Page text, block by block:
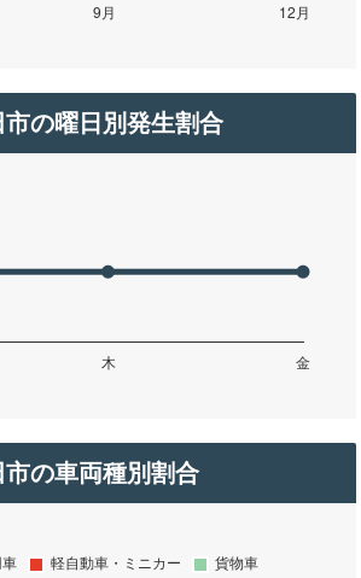
の曜日別発生割合
の車両種別割合